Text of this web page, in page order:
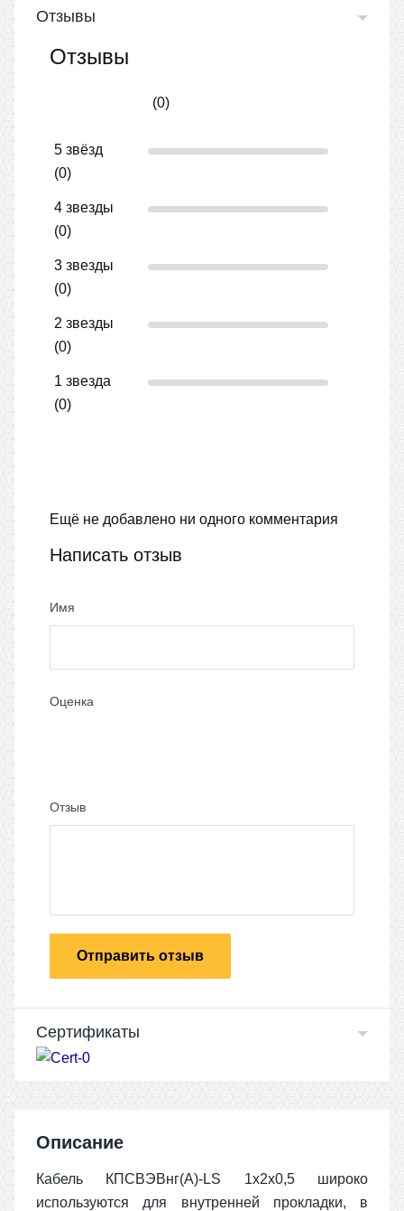
Отзывы
Отзывы
(0)
5 звёзд
(0)
4 звезды
(0)
3 звезды
(0)
2 звезды
(0)
1 звезда
(0)
Ещё не добавлено ни одного комментария
Написать отзыв
Имя
Оценка
Отзыв
Отправить отзыв
Сертификаты
Описание
Кабель КПСВЭВнг(А)-LS 1х2х0,5 широко
используются для внутренней прокладки, в